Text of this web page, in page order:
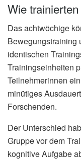
Wie
Das achtwöchige
Bewegungstraining
identischen
Trainingseinheiten
Teilnehmerinnen
minütiges
Forschenden.
Der Unterschied
Gruppe vor dem
kognitive Aufgabe